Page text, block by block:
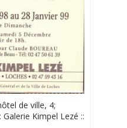
de ville, 4;
Kimpel Lezé ::